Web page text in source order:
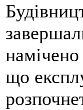
що